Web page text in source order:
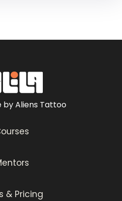
by Aliens Tattoo
& Pricing